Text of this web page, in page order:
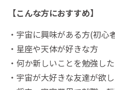
【こんな方におすすめ】
・宇宙に興味がある方(初心
・星座や天体が好きな方
・何か新しいことを勉強し
・宇宙が大好きな友達が欲